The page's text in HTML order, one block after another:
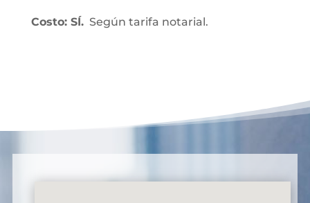
Costo: SÍ.Según tarifa notarial.